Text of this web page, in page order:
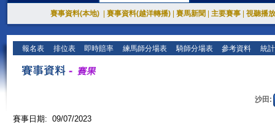
賽事資料(本地) 賽事資料(越洋轉播) 賽馬新聞 主要賽事 視聽播
報名表 排位表 即時賠率 練馬師分場表 騎師分場表 參考資料 統
沙田:
賽事日期: 09/07/2023